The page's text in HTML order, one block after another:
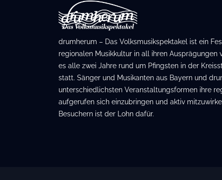
drumherum – Das Volksmusikspektakel ist ein
regionalen Musikkultur in all ihren Ausprägungen
es alle zwei Jahre rund um Pfingsten in der
statt. Sänger und Musikanten aus Bayern und
unterschiedlichsten Veranstaltungsformen ihre
aufgerufen sich einzubringen und aktiv
Besuchern ist der Lohn dafür.